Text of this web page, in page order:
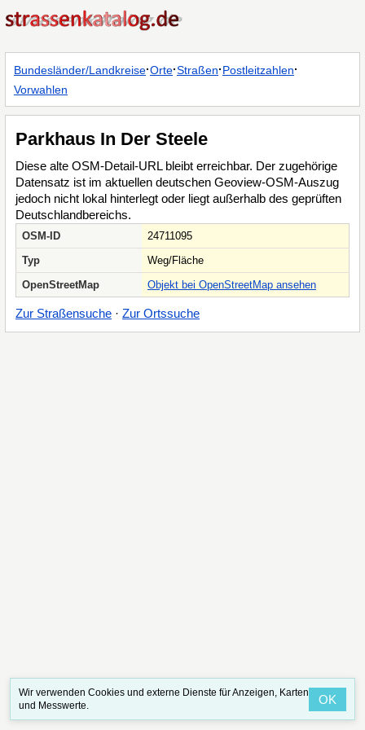
Bundesländer/Landkreise·Orte·Straßen·Postleitzahlen·
Vorwahlen
Parkhaus In Der Steele
Diese alte OSM-Detail-URL bleibt erreichbar. Der zugehörige
Datensatz ist im aktuellen deutschen Geoview-OSM-Auszug
jedoch nicht lokal hinterlegt oder liegt außerhalb des geprüften
Deutschlandbereichs.
OSM-ID
24711095
Typ
Weg/Fläche
OpenStreetMap
Objekt bei OpenStreetMap ansehen
Zur Straßensuche · Zur Ortssuche
Wir verwenden Cookies und externe Dienste für Anzeigen, Karten
und Messwerte.
OK